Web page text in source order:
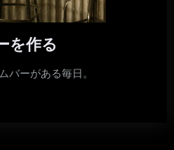
を作る
バーがある毎日。